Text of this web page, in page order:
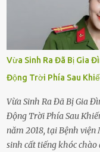
Vừa Sinh Ra Đã Bị Gia
Động Trời Phía Sau
Vừa Sinh Ra Đã Bị Gia
Động Trời Phía Sau
năm 2018, tại Bệnh
sinh cất tiếng khóc chào